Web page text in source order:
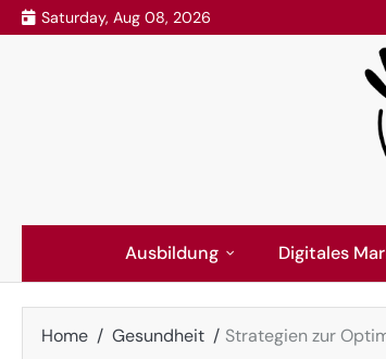
Skip
to
Saturday, Aug 08, 2026
Ausbildung Digitales
Home Gesundheit Strategien zur